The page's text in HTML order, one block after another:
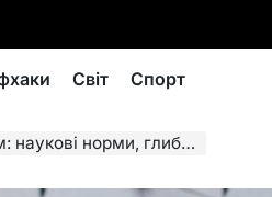
Світ Спорт
причини та реальні рішення